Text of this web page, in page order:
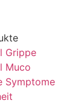
Grippe
Muco
Symptome